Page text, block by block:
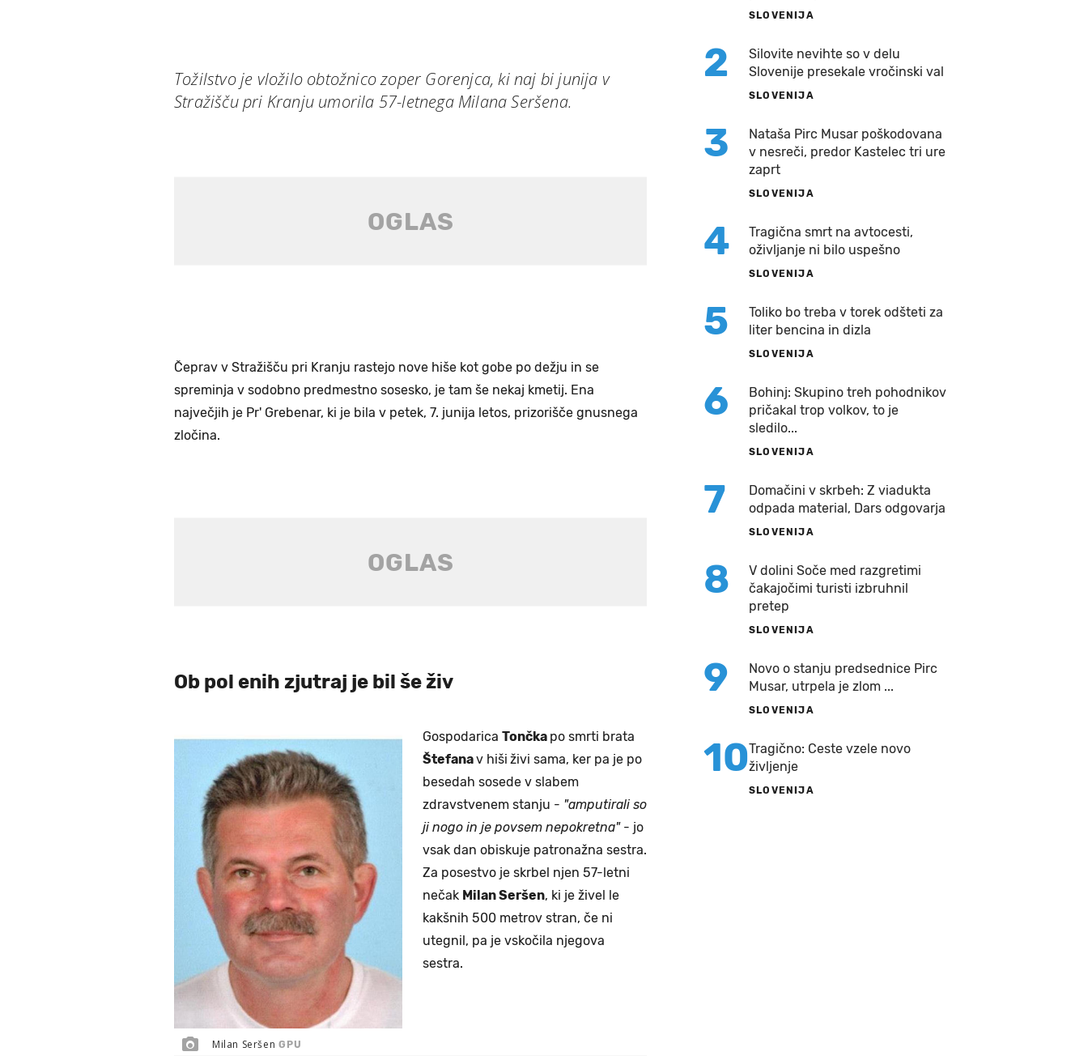
Tožilstvo je vložilo obtožnico zoper Gorenjca, ki naj bi junija v
Stražišču pri Kranju umorila 57-letnega Milana Seršena.
Čeprav v Stražišču pri Kranju rastejo nove hiše kot gobe po dežju in se
spreminja v sodobno predmestno sosesko, je tam še nekaj kmetij. Ena
največjih je Pr' Grebenar, ki je bila v petek, 7. junija letos, prizorišče gnusnega
zločina.
Ob pol enih zjutraj je bil še živ
Milan Seršen GPU
Gospodarica Tončka po smrti brata
Štefanav hiši živi sama, ker pa je po
besedah sosede v slabem
zdravstvenem stanju - "amputirali so
ji nogo in je povsem nepokretna"- jo
vsak dan obiskuje patronažna sestra.
Za posestvo je skrbel njen 57-letni
nečak Milan Seršen, ki je živel le
kakšnih 500 metrov stran, če ni
utegnil, pa je vskočila njegova
sestra.
SLOVENIJA
2
Silovite nevihte so v delu
Slovenije presekale vročinski val
SLOVENIJA
3
Nataša Pirc Musar poškodovana
v nesreči, predor Kastelec tri ure
zaprt
SLOVENIJA
4
Tragična smrt na avtocesti,
oživljanje ni bilo uspešno
SLOVENIJA
5
Toliko bo treba v torek odšteti za
liter bencina in dizla
SLOVENIJA
6
Bohinj: Skupino treh pohodnikov
pričakal trop volkov, to je
sledilo...
SLOVENIJA
7
Domačini v skrbeh: Z viadukta
odpada material, Dars odgovarja
SLOVENIJA
8
V dolini Soče med razgretimi
čakajočimi turisti izbruhnil
pretep
SLOVENIJA
9
Novo o stanju predsednice Pirc
Musar, utrpela je zlom ...
SLOVENIJA
10Tragično: Ceste vzele novo
življenje
SLOVENIJA